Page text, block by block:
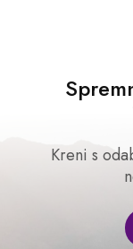
Kreni s